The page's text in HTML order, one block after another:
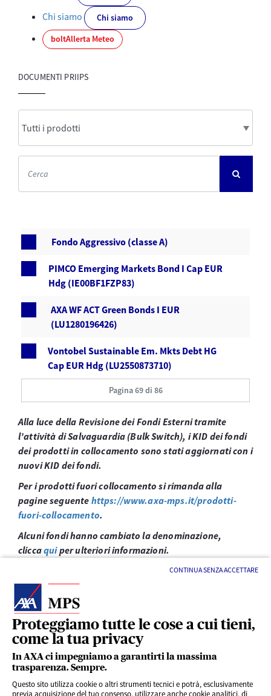
Proteggiamo tutte le cose a cui tieni,
come la tua privacy
In AXA ci impegniamo a garantirti la massima
trasparenza. Sempre.
Questo sito utilizza cookie o altri strumenti tecnici e potrà, esclusivamente
previa acquisizione del tuo consenso, utilizzare anche cookie analitici, di
CONTINUA SENZA ACCETTARE
Chi siamo
Chi siamo
boltAllerta Meteo
DOCUMENTI PRIIPS
Fondo Aggressivo (classe A)
PIMCO Emerging Markets Bond I Cap EUR
Hdg (IE00BF1FZP83)
AXA WF ACT Green Bonds I EUR
(LU1280196426)
Vontobel Sustainable Em. Mkts Debt HG
Cap EUR Hdg (LU2550873710)
Pagina 69 di 86
Alla luce della Revisione dei Fondi Esterni tramite
l’attività di Salvaguardia (Bulk Switch), i KID dei fondi
dei prodotti in collocamento sono stati aggiornati con i
nuovi KID dei fondi.
Per i prodotti fuori collocamento si rimanda alla
pagine seguente https://www.axa-mps.it/prodotti-
fuori-collocamento.
Alcuni fondi hanno cambiato la denominazione,
cliccaquiper ulteriori informazioni.
LINK UTILI
SERVIZI AL CLIENTE